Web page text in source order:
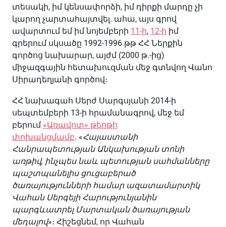
տեսակի, իմ կենսափորձի, իմ դիրքի մարդը չի
կարող չարտահայտվել. ահա, այս գրով
ավարտում եմ իմ նոյեմբերի 11-ի, 12-ի իմ
գրերում սկսածը 1992-1996 թթ ՀՀ Ներքին
գործոց նախարար, այժմ (2000 թ.-ից)
միջազգային հետախուզման մեջ գտնվող Վանո
Սիրադեղյանի գործով։
ՀՀ նախագահ Սերժ Սարգսյանի 2014-ի
սեպտեմբերի 13-ի հրամանագրով, մեջ եմ
բերում «Առավոտ» թերթի
փոխանցմամբ. «Հայաստանի
Հանրապետության Անկախության տոնի
առթիվ, ինչպես նաև պետության սահմանները
պաշտպանելիս ցուցաբերած
ծառայությունների համար ազատամարտիկ
Վահան Սերգեյի Հարությունյանին
պարգևատրել Մարտական ծառայության
մեդալով»։ Հիշեցնեմ, որ Վահան